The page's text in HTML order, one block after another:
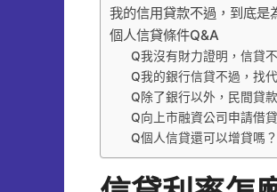
我的信用貸款不過，到底是
個人信貸條件Q&A
Q我沒有財力證明，信貸
Q我的銀行信貸不過，找
Q除了銀行以外，民間貸
Q向上市融資公司申請借
Q個人信貸還可以增貸嗎